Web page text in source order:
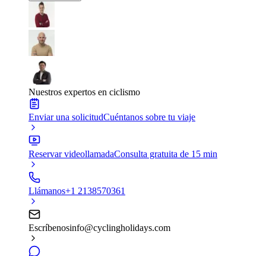
Nuestros expertos en ciclismo
Enviar una solicitudCuéntanos sobre tu viaje
Reservar videollamadaConsulta gratuita de 15 min
Llámanos+1 2138570361
Escríbenosinfo@cyclingholidays.com